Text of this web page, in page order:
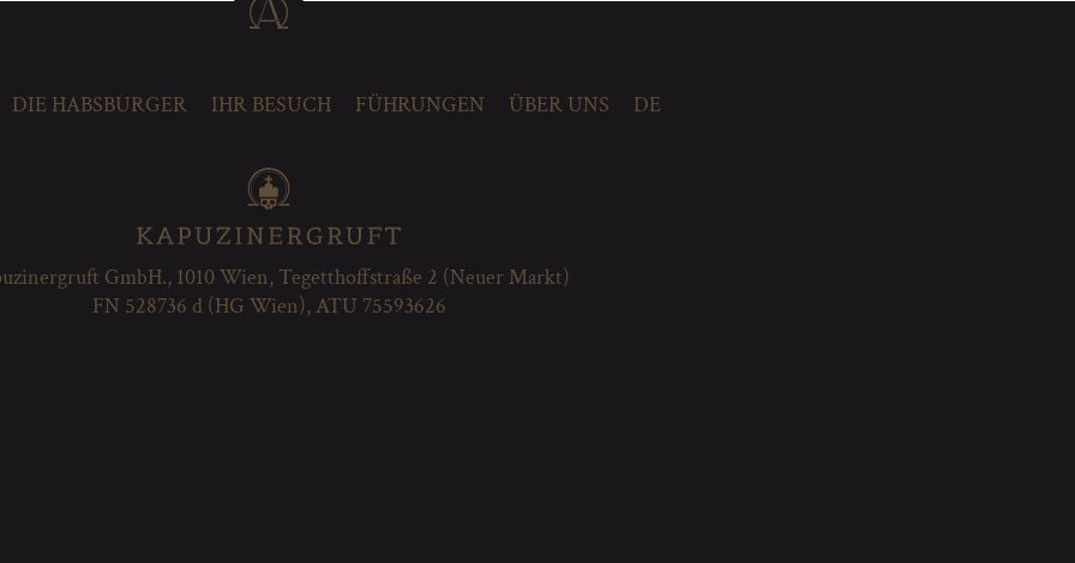
DIE HABSBURGER IHR BESUCH FÜHRUNGEN ÜBER UNS DE
GmbH., 1010 Wien, Tegetthoffstraße 2 (Neuer Markt)
FN 528736 d (HG Wien), ATU 75593626